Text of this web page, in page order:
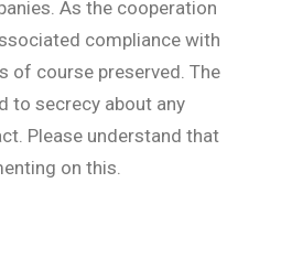
As the cooperation
compliance with
of course preserved. The
to secrecy about any
Please understand that
on this.